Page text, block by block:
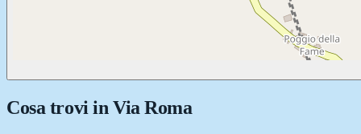
Cosa trovi in Via Roma